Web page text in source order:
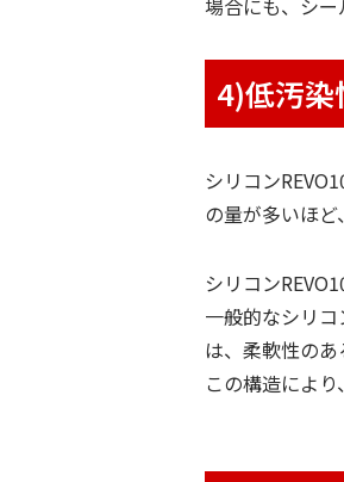
場合にも、シー
4)低汚
シリコン
の量が多いほ
シリコン
一般的なシリ
は、柔軟性のあ
この構造によ